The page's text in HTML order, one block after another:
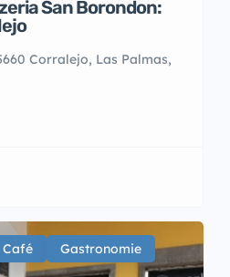
San Borondon:
Corralejo, Las Palmas,
Café Gastronomie